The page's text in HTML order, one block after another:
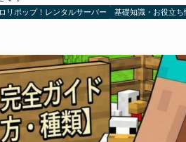
ロリポップ！レンタルサーバー 基礎知識・お役立ち